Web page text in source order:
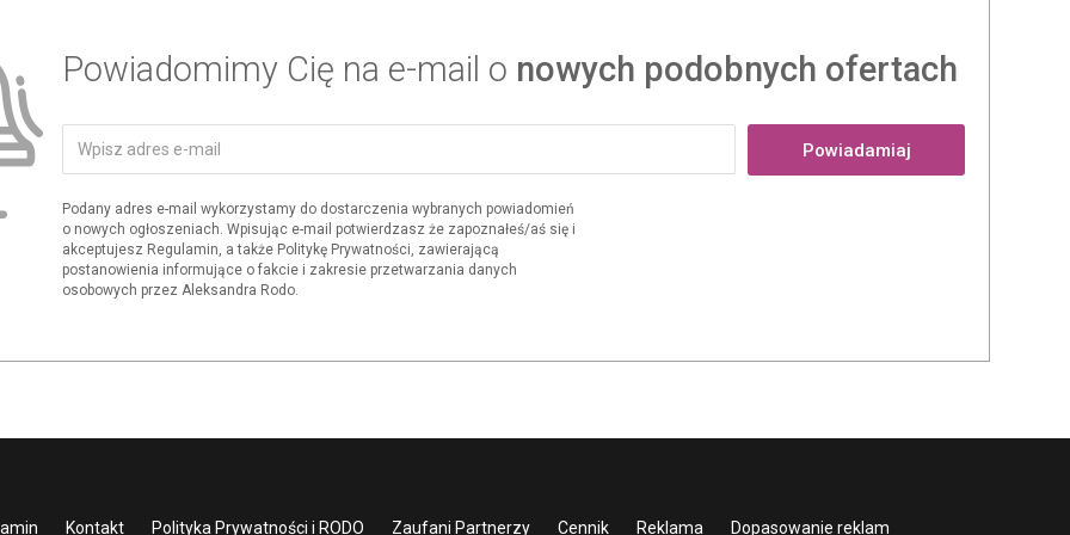
Powiadomimy Cię na e-mail o nowych podobnych ofertach
Powiadamiaj
Podany adres e-mail wykorzystamy do dostarczenia wybranych powiadomień
o nowych ogłoszeniach. Wpisując e-mail potwierdzasz że zapoznałeś/aś się i
akceptujesz Regulamin, a także Politykę Prywatności, zawierającą
postanowienia informujące o fakcie i zakresie przetwarzania danych
osobowych przez Aleksandra Rodo.
Kontakt Polityka Prywatności i RODO Zaufani Partnerzy Cennik Reklama Dopasowanie reklam